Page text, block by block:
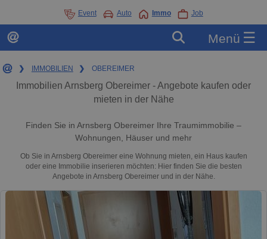
Event Auto Immo Job
Menü ☰
❯ IMMOBILIEN ❯ OBEREIMER
Immobilien Arnsberg Obereimer - Angebote kaufen oder
mieten in der Nähe
Finden Sie in Arnsberg Obereimer Ihre Traumimmobilie –
Wohnungen, Häuser und mehr
Ob Sie in Arnsberg Obereimer eine Wohnung mieten, ein Haus kaufen
oder eine Immobilie inserieren möchten: Hier finden Sie die besten
Angebote in Arnsberg Obereimer und in der Nähe.